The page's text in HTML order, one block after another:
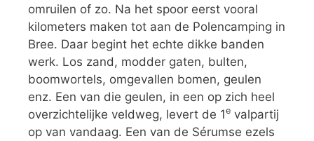
omruilen of zo. Na het spoor eerst vooral
kilometers maken tot aan de Polencamping in
Bree. Daar begint het echte dikke banden
werk. Los zand, modder gaten, bulten,
boomwortels, omgevallen bomen, geulen
enz. Een van die geulen, in een op zich heel
overzichtelijke veldweg, levert de 1e valpartij
op van vandaag. Een van de Sérumse ezels